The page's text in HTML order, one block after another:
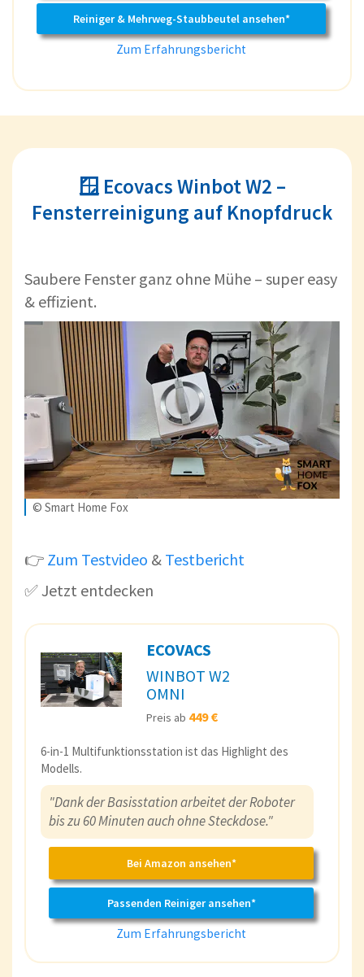
Reiniger & Mehrweg-Staubbeutel ansehen*
Zum Erfahrungsbericht
🪟 Ecovacs Winbot W2 –
Fensterreinigung auf Knopfdruck
Saubere Fenster ganz ohne Mühe – super easy
& effizient.
© Smart Home Fox
👉 Zum Testvideo & Testbericht
✅ Jetzt entdecken
ECOVACS
WINBOT W2
OMNI
Preis ab 449 €
6-in-1 Multifunktionsstation ist das Highlight des
Modells.
"Dank der Basisstation arbeitet der Roboter
bis zu 60 Minuten auch ohne Steckdose."
Bei Amazon ansehen*
Passenden Reiniger ansehen*
Zum Erfahrungsbericht